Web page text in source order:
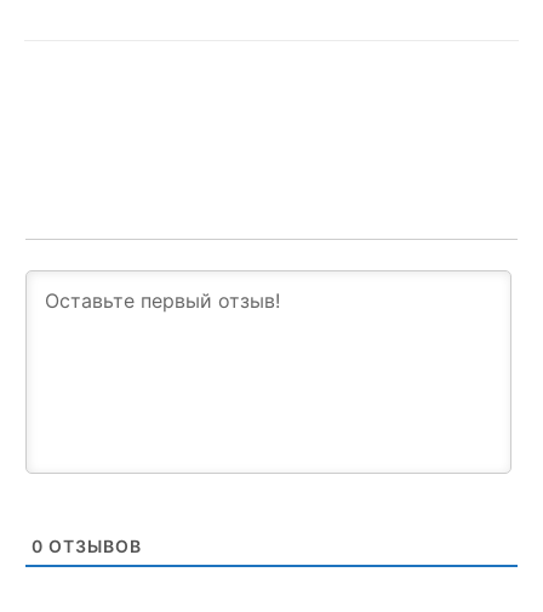
0 ОТЗЫВОВ